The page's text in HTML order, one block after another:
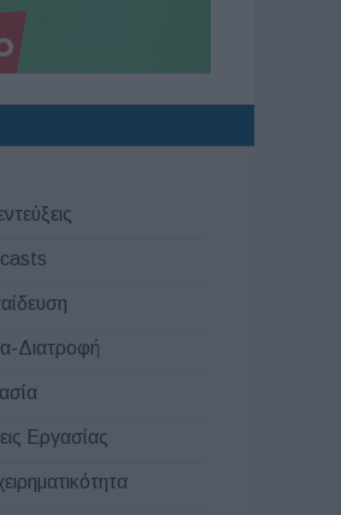
Διατροφή
Εργασίας